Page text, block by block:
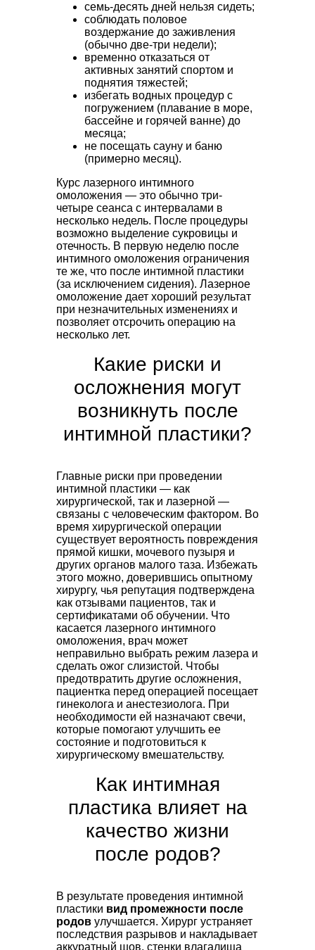
семь-десять дней нельзя сидеть;
соблюдать половое
воздержание до заживления
(обычно две-три недели);
временно отказаться от
активных занятий спортом и
поднятия тяжестей;
избегать водных процедур с
погружением (плавание в море,
бассейне и горячей ванне) до
месяца;
не посещать сауну и баню
(примерно месяц).
Курс лазерного интимного
омоложения — это обычно три-
четыре сеанса с интервалами в
несколько недель. После процедуры
возможно выделение сукровицы и
отечность. В первую неделю после
интимного омоложения ограничения
те же, что после интимной пластики
(за исключением сидения). Лазерное
омоложение дает хороший результат
при незначительных изменениях и
позволяет отсрочить операцию на
несколько лет.
Какие риски и
осложнения могут
возникнуть после
интимной пластики?
Главные риски при проведении
интимной пластики — как
хирургической, так и лазерной —
связаны с человеческим фактором. Во
время хирургической операции
существует вероятность повреждения
прямой кишки, мочевого пузыря и
других органов малого таза. Избежать
этого можно, доверившись опытному
хирургу, чья репутация подтверждена
как отзывами пациентов, так и
сертификатами об обучении. Что
касается лазерного интимного
омоложения, врач может
неправильно выбрать режим лазера и
сделать ожог слизистой. Чтобы
предотвратить другие осложнения,
пациентка перед операцией посещает
гинеколога и анестезиолога. При
необходимости ей назначают свечи,
которые помогают улучшить ее
состояние и подготовиться к
хирургическому вмешательству.
Как интимная
пластика влияет на
качество жизни
после родов?
В результате проведения интимной
пластики вид промежности после
родов улучшается. Хирург устраняет
последствия разрывов и накладывает
аккуратный шов, стенки влагалища